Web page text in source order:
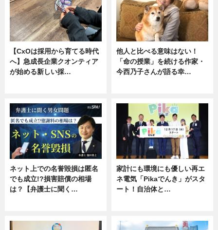
【CxOは採用から育てる時代
へ】急成長企業クオンティア
が始める新しい採…
他人と比べる意味はない！
「命の授業」を続ける作家・
今西乃子さんが語る幸…
ネット上での名誉毀損は匿名
でも成立!?損害賠償の相場
は？【弁護士に聞く…
家計にも環境にも優しい再エ
ネ電気「Pikaでんき」がスタ
ート！自治体と…